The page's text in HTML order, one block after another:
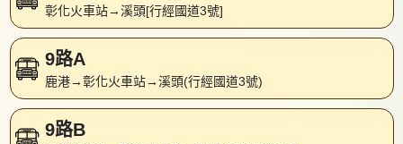
彰化火車站→溪頭[行經國道3號]
9路A
鹿港→彰化火車站→溪頭(行經國道3號)
9路B